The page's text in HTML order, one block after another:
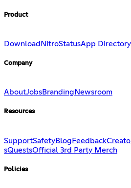
Product
Download NitroStatusApp Directory
Company
AboutJobsBranding Newsroom
Resources
SupportSafetyBlog Feedback
sQuestsOfficial 3rd Party Merch
Policies